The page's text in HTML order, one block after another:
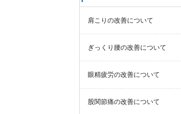
肩こりの改善について
ぎっくり腰の改善について
眼精疲労の改善について
股関節痛の改善について